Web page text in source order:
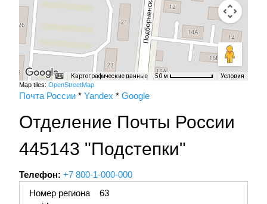
Картографические данные 50 м Условия
Map tiles: OpenStreetMap
Почта России * Yandex * Google
Отделение Почты России
445143 "Подстепки"
Телефон: +7 800-1-000-000
Номер региона
63